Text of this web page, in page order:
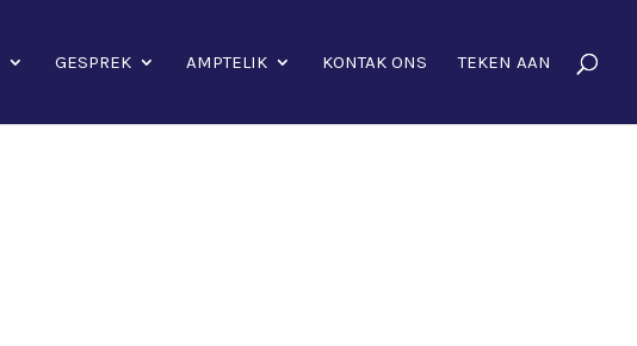
GESPREK AMPTELIK KONTAK ONS TEKEN AAN